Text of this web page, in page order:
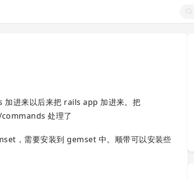
进来以后来把 rails app 加进来。把
commands 处理了
，需要安装到 gemset 中。顺带可以安装些